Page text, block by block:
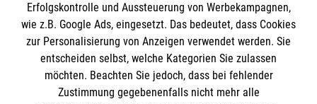
Empfänger: Malteser Hilfsdienst e.V.
IBAN: DE10 3706 0120 1201 2000 12
BIC: GENODED 1PA7
Erfolgskontrolle und Aussteuerung von Werbekampagnen,
wie z.B. Google Ads, eingesetzt. Das bedeutet, dass Cookies
zur Personalisierung von Anzeigen verwendet werden. Sie
entscheiden selbst, welche Kategorien Sie zulassen
möchten. Beachten Sie jedoch, dass bei fehlender
Zustimmung gegebenenfalls nicht mehr alle